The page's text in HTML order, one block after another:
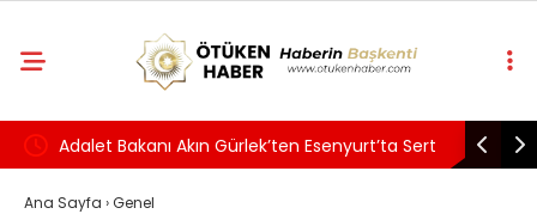
45
Adalet Bakanı Akın Gürlek’ten Esenyurt’ta Sert
Uyuşturucu ve Çete Açıklaması
Ana Sayfa ›Genel